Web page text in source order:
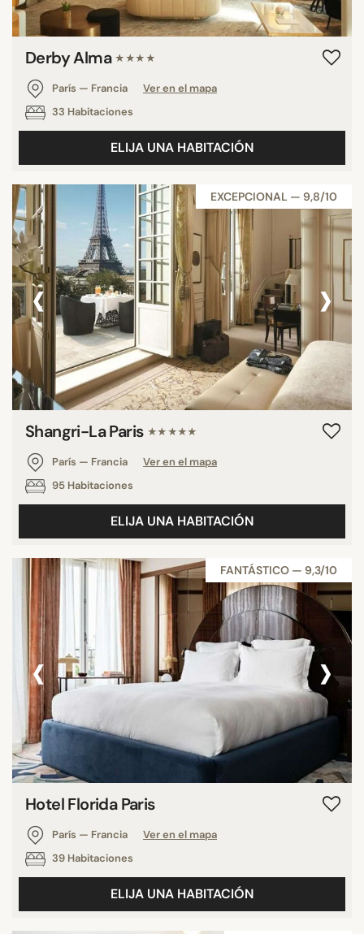
Derby Alma ★★★★
París — Francia
Ver en el mapa
33 Habitaciones
ELIJA UNA HABITACIÓN
EXCEPCIONAL — 9,8/10
‹ ›
Shangri-La Paris ★★★★★
París — Francia
Ver en el mapa
95 Habitaciones
ELIJA UNA HABITACIÓN
FANTÁSTICO — 9,3/10
‹ ›
Hotel Florida Paris
París — Francia
Ver en el mapa
39 Habitaciones
ELIJA UNA HABITACIÓN